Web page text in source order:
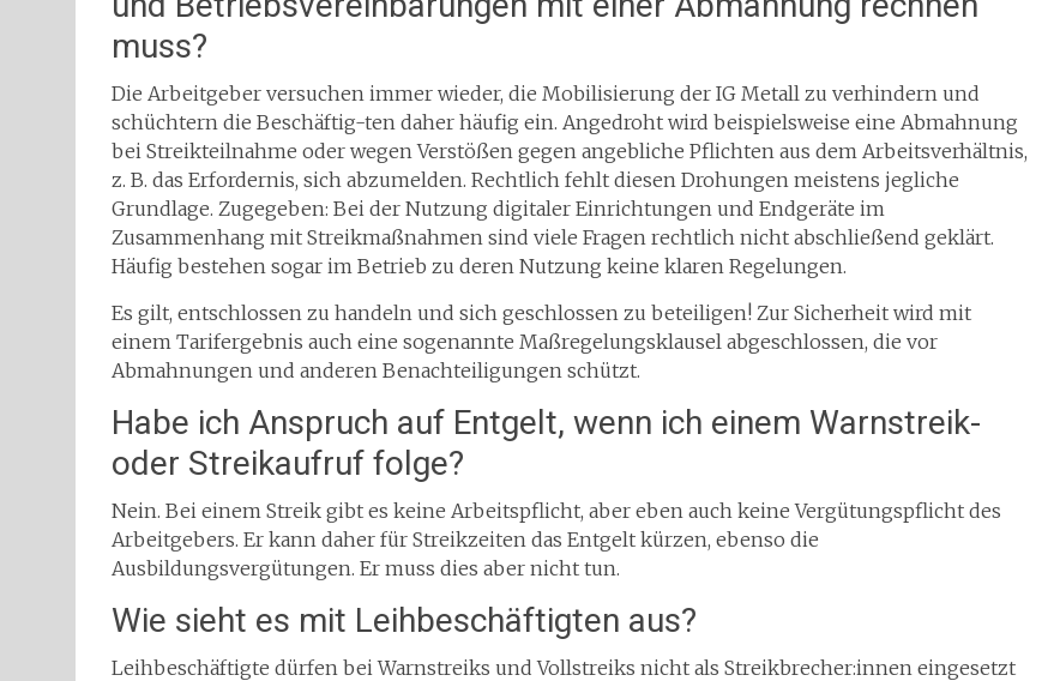
muss?
Die Arbeitgeber versuchen immer wieder, die Mobilisierung der IG Metall zu verhindern und
schüchtern die Beschäftig-ten daher häufig ein. Angedroht wird beispielsweise eine Abmahnung
bei Streikteilnahme oder wegen Verstößen gegen angebliche Pflichten aus dem Arbeitsverhältnis,
z. B. das Erfordernis, sich abzumelden. Rechtlich fehlt diesen Drohungen meistens jegliche
Grundlage. Zugegeben: Bei der Nutzung digitaler Einrichtungen und Endgeräte im
Zusammenhang mit Streikmaßnahmen sind viele Fragen rechtlich nicht abschließend geklärt.
Häufig bestehen sogar im Betrieb zu deren Nutzung keine klaren Regelungen.
Es gilt, entschlossen zu handeln und sich geschlossen zu beteiligen! Zur Sicherheit wird mit
einem Tarifergebnis auch eine sogenannte Maßregelungsklausel abgeschlossen, die vor
Abmahnungen und anderen Benachteiligungen schützt.
Habe ich Anspruch auf Entgelt, wenn ich einem Warnstreik-
oder Streikaufruf folge?
Nein. Bei einem Streik gibt es keine Arbeitspflicht, aber eben auch keine Vergütungspflicht des
Arbeitgebers. Er kann daher für Streikzeiten das Entgelt kürzen, ebenso die
Ausbildungsvergütungen. Er muss dies aber nicht tun.
Wie sieht es mit Leihbeschäftigten aus?
Leihbeschäftigte dürfen bei Warnstreiks und Vollstreiks nicht als Streikbrecher:innen eingesetzt